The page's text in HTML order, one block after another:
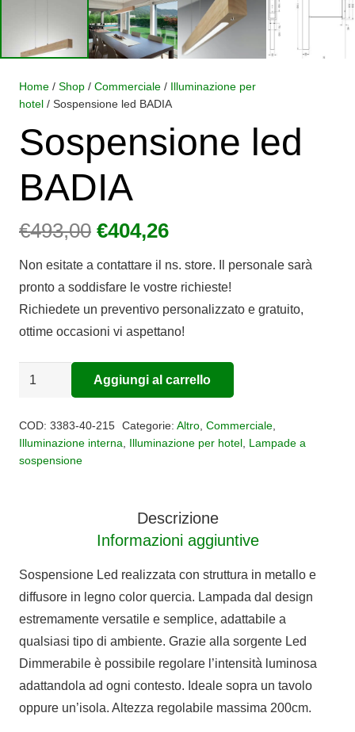
Home / Shop / Commerciale / Illuminazione per
hotel / Sospensione led BADIA
Sospensione led
BADIA
€493,00 Il
originale
era:
€493,00.
€404,26Il
attuale
è:
€404,26.
Non esitate a contattare il ns. store. Il personale sarà
pronto a soddisfare le vostre richieste!
Richiedete un preventivo personalizzato e gratuito,
ottime occasioni vi aspettano!
Sospensione
quantità
Aggiungi al carrello
COD: 3383-40-215 Categorie: Altro, Commerciale,
Illuminazione interna
Illuminazione per hotel Lampade a
sospensione
Descrizione
Informazioni aggiuntive
Sospensione Led realizzata con struttura in metallo e
diffusore in legno color quercia. Lampada dal design
estremamente versatile e semplice, adattabile a
qualsiasi tipo di ambiente. Grazie alla sorgente Led
Dimmerabile è possibile regolare l’intensità luminosa
adattandola ad ogni contesto. Ideale sopra un tavolo
oppure un’isola. Altezza regolabile massima 200cm.